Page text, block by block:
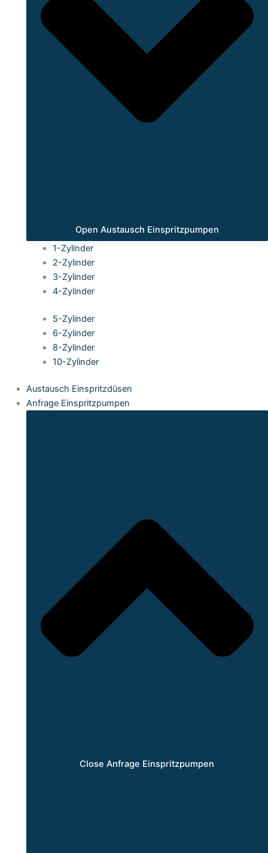
Open Austausch Einspritzpumpen
1-Zylinder
2-Zylinder
3-Zylinder
4-Zylinder
5-Zylinder
6-Zylinder
8-Zylinder
10-Zylinder
Austausch Einspritzdüsen
Anfrage Einspritzpumpen
Close Anfrage Einspritzpumpen